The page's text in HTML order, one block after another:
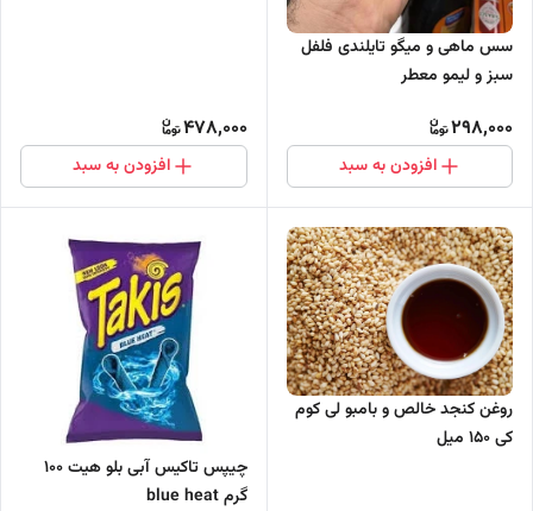
سس ماهی و میگو تایلندی فلفل
سبز و لیمو معطر
298,000
افزودن به سبد
478,000
افزودن به سبد
روغن کنجد خالص و بامبو لی کوم
کی 150 میل
چیپس تاکیس آبی بلو هیت 100
گرم blue heat